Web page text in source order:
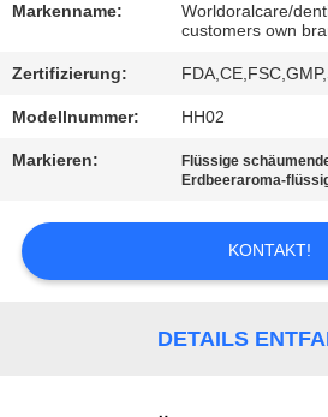
SIE
MIT
UNS
VERBINDUNG
Markenname:
Worldoralcare/
customers own
Zertifizierung:
Modellnummer: HH02
Markieren: Flüssige
Erdbeeraroma-
KONTAKT!
DETAILS